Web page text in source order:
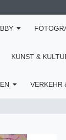
KUNST &
VERKEHR